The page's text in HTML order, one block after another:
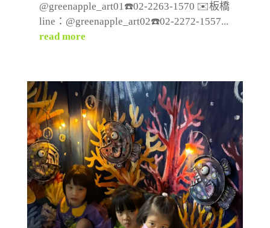
@greenapple_art01☎️02-2263-1570 ✉️板橋
line：@greenapple_art02☎️02-2272-1557...
read more